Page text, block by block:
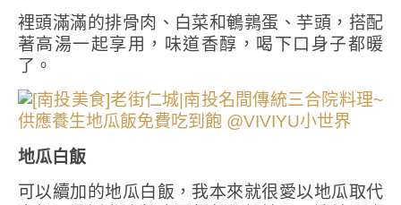
裡頭滿滿的排骨肉、白菜和鵪鶉蛋、芋頭，搭配
著高湯一起享用，味道香醇，喝下口身子都暖
了。
地瓜白飯
可以續加的地瓜白飯，我本來就很愛以地瓜取代